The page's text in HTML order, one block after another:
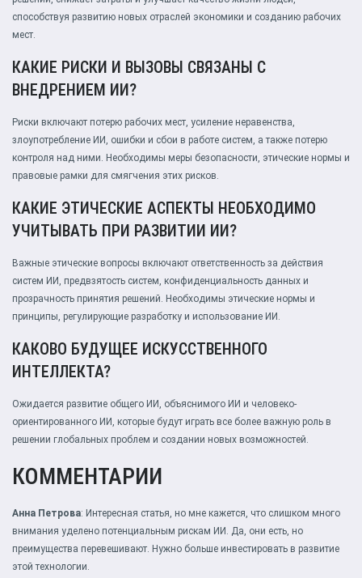
способствуя развитию новых отраслей экономики и созданию рабочих
мест.
КАКИЕ РИСКИ И ВЫЗОВЫ СВЯЗАНЫ С
ВНЕДРЕНИЕМ ИИ?
Риски включают потерю рабочих мест, усиление неравенства,
злоупотребление ИИ, ошибки и сбои в работе систем, а также потерю
контроля над ними. Необходимы меры безопасности, этические нормы и
правовые рамки для смягчения этих рисков.
КАКИЕ ЭТИЧЕСКИЕ АСПЕКТЫ НЕОБХОДИМО
УЧИТЫВАТЬ ПРИ РАЗВИТИИ ИИ?
Важные этические вопросы включают ответственность за действия
систем ИИ, предвзятость систем, конфиденциальность данных и
прозрачность принятия решений. Необходимы этические нормы и
принципы, регулирующие разработку и использование ИИ.
КАКОВО БУДУЩЕЕ ИСКУССТВЕННОГО
ИНТЕЛЛЕКТА?
Ожидается развитие общего ИИ, объяснимого ИИ и человеко-
ориентированного ИИ, которые будут играть все более важную роль в
решении глобальных проблем и создании новых возможностей.
КОММЕНТАРИИ
Анна Петрова: Интересная статья, но мне кажется, что слишком много
внимания уделено потенциальным рискам ИИ. Да, они есть, но
преимущества перевешивают. Нужно больше инвестировать в развитие
этой технологии.